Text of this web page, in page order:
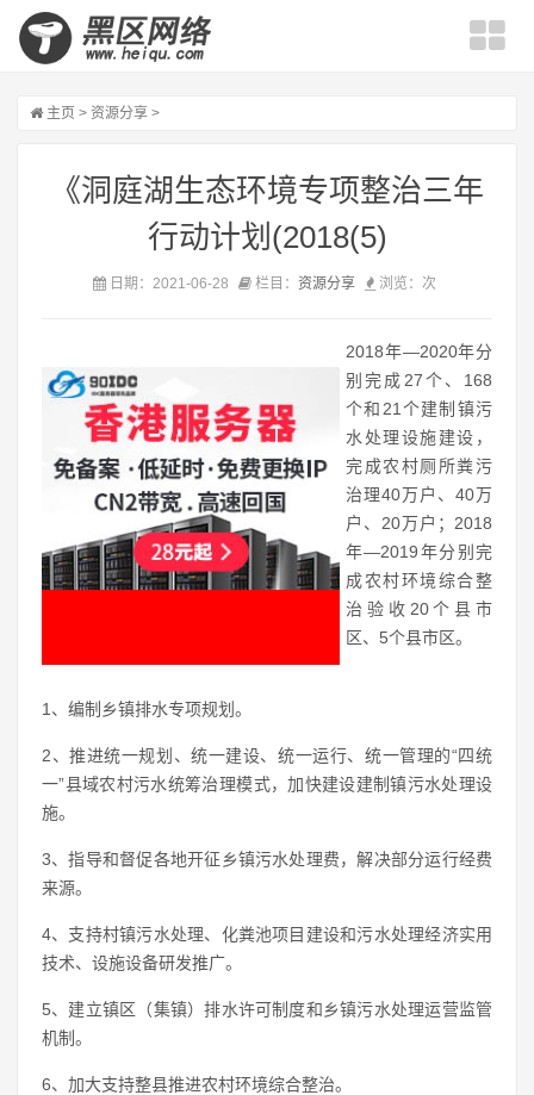
主页 > 资源分享 >
《洞庭湖生态环境专项整治三年
行动计划(2018(5)
日期：2021-06-28 栏目： 资源分享 浏览： 次
2018年—2020年分
别完成27个、168
个和21个建制镇污
水处理设施建设，
完成农村厕所粪污
治理40万户、40万
户、20万户；2018
年—2019年分别完
成农村环境综合整
治验收20个县市
区、5个县市区。
1、编制乡镇排水专项规划。
2、推进统一规划、统一建设、统一运行、统一管理的“四统
一”县域农村污水统筹治理模式，加快建设建制镇污水处理设
施。
3、指导和督促各地开征乡镇污水处理费，解决部分运行经费
来源。
4、支持村镇污水处理、化粪池项目建设和污水处理经济实用
技术、设施设备研发推广。
5、建立镇区（集镇）排水许可制度和乡镇污水处理运营监管
机制。
6、加大支持整县推进农村环境综合整治。